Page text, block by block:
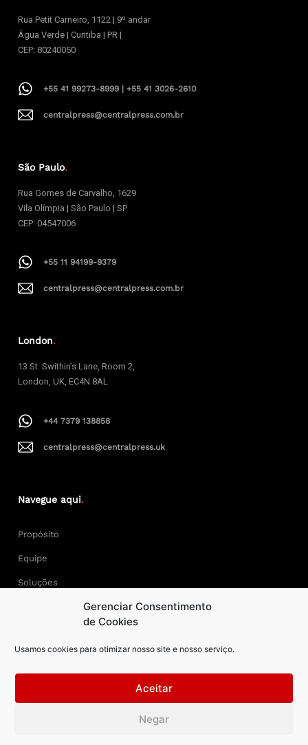
Gerenciar Consentimento
de Cookies
Usamos cookies para otimizar nosso site e nosso serviço.
Aceitar
Negar
Rua Petit Carneiro, 1122 | 9º andar
Água Verde | Curitiba | PR |
CEP: 80240050
+55 41 99273-8999 | +55 41 3026-2610
centralpress@centralpress.com.br
São Paulo.
Rua Gomes de Carvalho, 1629
Vila Olímpia | São Paulo | SP
CEP: 04547006
+55 11 94199-9379
centralpress@centralpress.com.br
London.
13 St. Swithin’s Lane, Room 2,
London, UK, EC4N 8AL
+44 7379 138858
centralpress@centralpress.uk
Navegue aqui.
Propósito
Equipe
Soluções
Central Press – todos os direitos reservados. Developer: